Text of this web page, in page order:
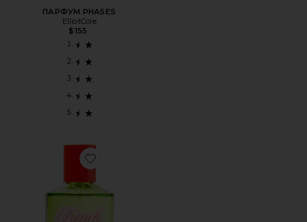
ПАРФУМ PHASES
ElliotCole
$155
Favorite ПАРФЮМЕРНАЯ ВОДА PEAR PAVLOVA